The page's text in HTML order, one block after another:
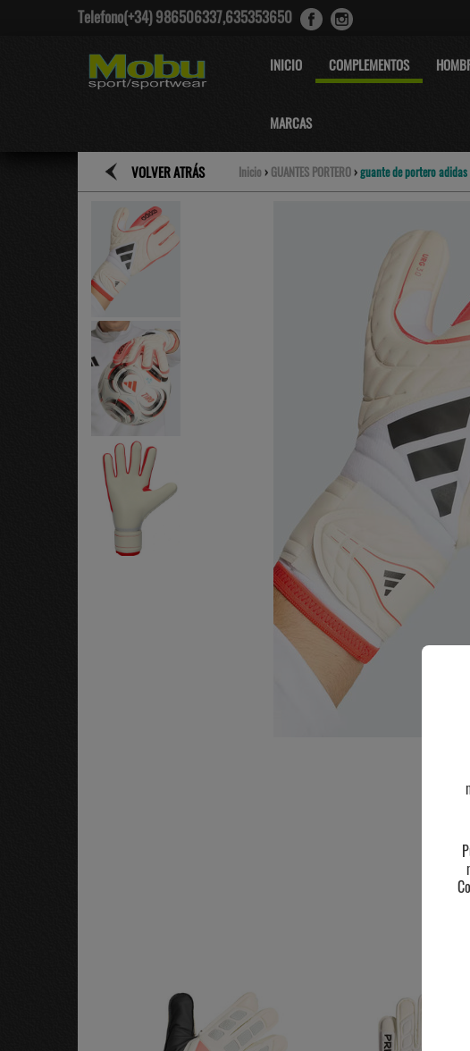
Telefono(+34) 986506337,635353650
INICIO COMPLEMENTOS
MARCAS
VOLVER ATRÁS Inicio › GUANTES PORTERO ›guante de portero